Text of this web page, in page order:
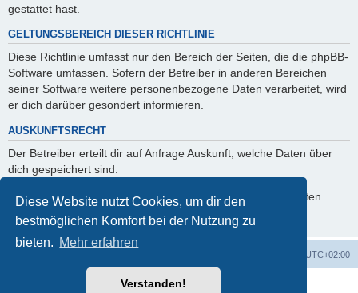
Diese Website nutzt Cookies, um dir den
bestmöglichen Komfort bei der Nutzung zu
bieten. Mehr erfahren
Verstanden!
gestattet hast.
GELTUNGSBEREICH DIESER RICHTLINIE
Diese Richtlinie umfasst nur den Bereich der Seiten, die die phpBB-
Software umfassen. Sofern der Betreiber in anderen Bereichen
seiner Software weitere personenbezogene Daten verarbeitet, wird
er dich darüber gesondert informieren.
AUSKUNFTSRECHT
Der Betreiber erteilt dir auf Anfrage Auskunft, welche Daten über
dich gespeichert sind.
Du kannst jederzeit die Löschung bzw. Sperrung deiner Daten
verlangen. Kontaktiere hierzu bitte den Betreiber.
UTC+02:00
Powered byphpBB® Forum Software © phpBB Limited